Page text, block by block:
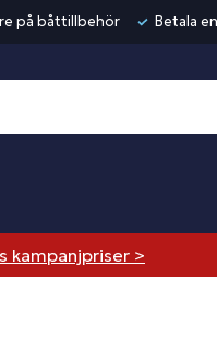
på båttillbehör Betala
kampanjpriser >